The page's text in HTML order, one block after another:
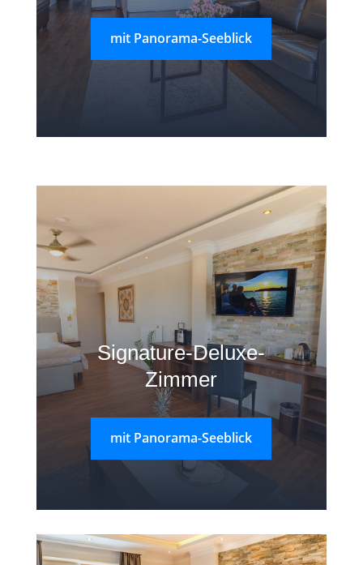
mit Panorama-Seeblick
Signature-Deluxe-
Zimmer
mit Panorama-Seeblick